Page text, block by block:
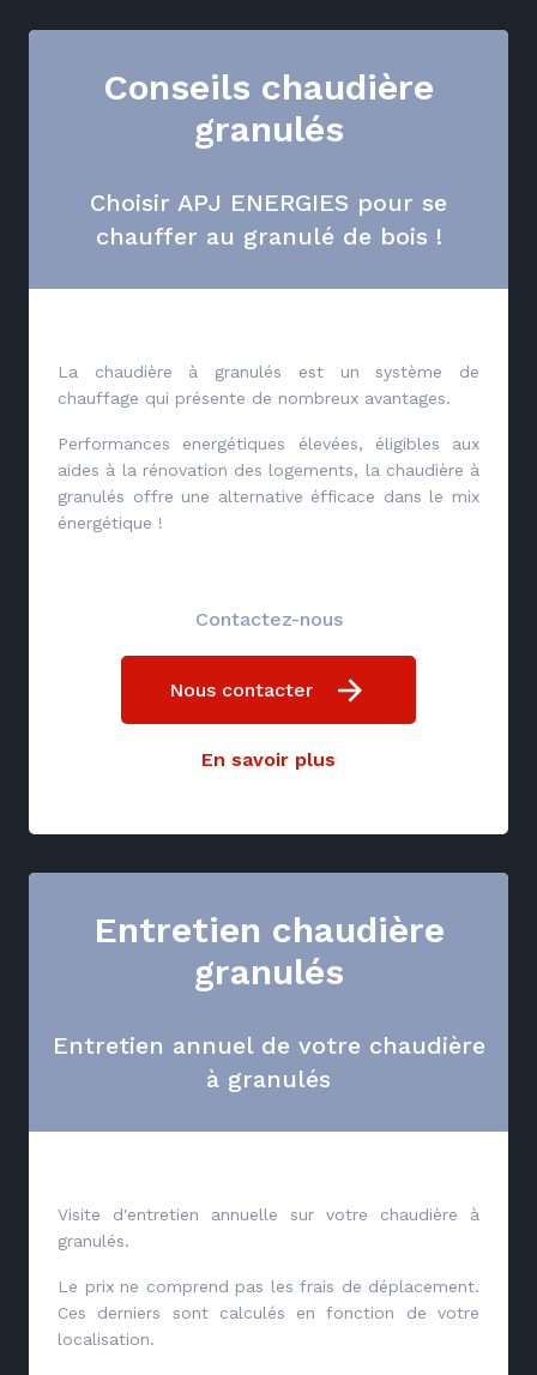
Conseils chaudière
granulés
Choisir APJ ENERGIES pour se
chauffer au granulé de bois !
La chaudière à granulés est un système de
chauffage qui présente de nombreux avantages.
Performances energétiques élevées, éligibles aux
aides à la rénovation des logements, la chaudière à
granulés offre une alternative éfficace dans le mix
énergétique !
Contactez-nous
Nous contacter
En savoir plus
Entretien chaudière
granulés
Entretien annuel de votre chaudière
à granulés
Visite d'entretien annuelle sur votre chaudière à
granulés.
Le prix ne comprend pas les frais de déplacement.
Ces derniers sont calculés en fonction de votre
localisation.